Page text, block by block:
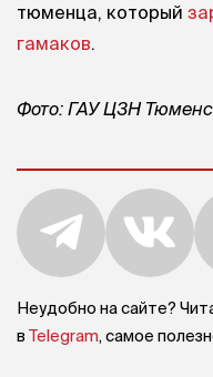
тюменца, который
гамаков.
Фото: ГАУ ЦЗН
Неудобно на сайте?
в Telegram, самое